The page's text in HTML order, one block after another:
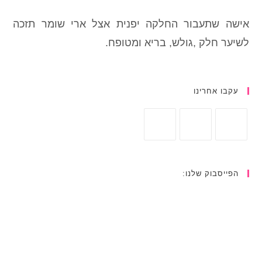
אישה שתעבור החלקה יפנית אצל ארי שומר תזכה
לשיער חלק ,גולש, בריא ומטופח.
עקבו אחרינו
הפייסבוק שלנו: